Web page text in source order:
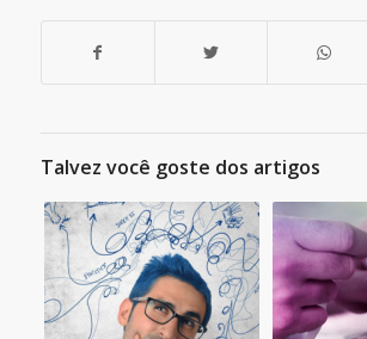
Talvez você goste dos artigos